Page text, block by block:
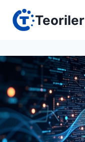
content
Teoriler